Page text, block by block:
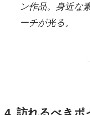
ン作品。身近な
ーチが光る。